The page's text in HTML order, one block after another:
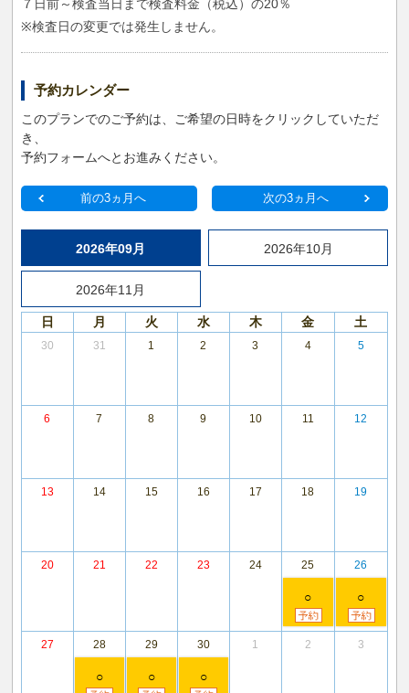
７日前～検査当日まで検査料金（税込）の20％
※検査日の変更では発生しません。
予約カレンダー
このプランでのご予約は、ご希望の日時をクリックしていただ
き、
予約フォームへとお進みください。
前の3ヵ月へ 次の3ヵ月へ
2026年09月 2026年10月
2026年11月
日 月 火 水 木 金 土
30 31 1 2 3 4 5
6 7 8 9 10 11 12
13 14 15 16 17 18 19
20 21 22 23 24 25
○
26
○
27 28
○
29
○
30
○
1 2 3